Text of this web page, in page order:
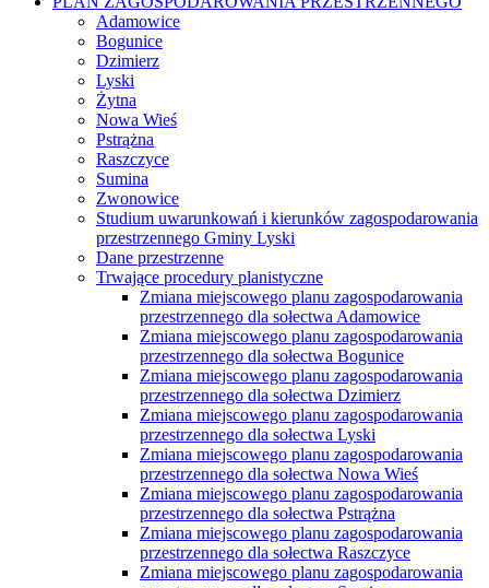
Adamowice
Bogunice
Dzimierz
Lyski
Żytna
Nowa Wieś
Pstrążna
Raszczyce
Sumina
Zwonowice
Studium uwarunkowań i kierunków zagospodarowania
przestrzennego Gminy Lyski
Dane przestrzenne
Trwające procedury planistyczne
Zmiana miejscowego planu zagospodarowania
przestrzennego dla sołectwa Adamowice
Zmiana miejscowego planu zagospodarowania
przestrzennego dla sołectwa Bogunice
Zmiana miejscowego planu zagospodarowania
przestrzennego dla sołectwa Dzimierz
Zmiana miejscowego planu zagospodarowania
przestrzennego dla sołectwa Lyski
Zmiana miejscowego planu zagospodarowania
przestrzennego dla sołectwa Nowa Wieś
Zmiana miejscowego planu zagospodarowania
przestrzennego dla sołectwa Pstrążna
Zmiana miejscowego planu zagospodarowania
przestrzennego dla sołectwa Raszczyce
Zmiana miejscowego planu zagospodarowania